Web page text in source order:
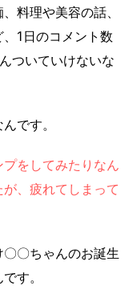
料理や美容の話、
1日のコメント数
ついていけないな
です。
をしてみたりなん
、疲れてしまって
〇ちゃんのお誕生
す。